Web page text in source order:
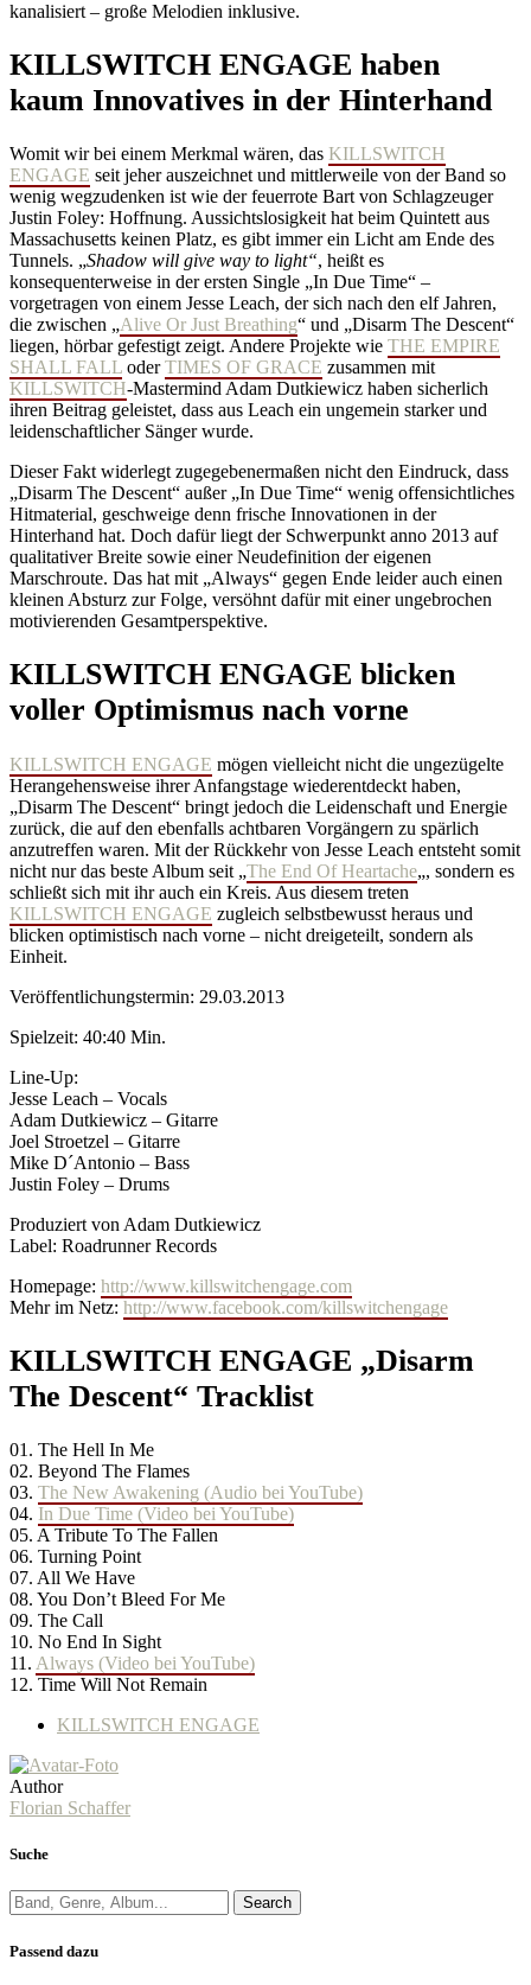
kanalisiert – große Melodien inklusive.
KILLSWITCH ENGAGE haben
kaum Innovatives in der Hinterhand
Womit wir bei einem Merkmal wären, das KILLSWITCH
ENGAGE seit jeher auszeichnet und mittlerweile von der Band so
wenig wegzudenken ist wie der feuerrote Bart von Schlagzeuger
Justin Foley: Hoffnung. Aussichtslosigkeit hat beim Quintett aus
Massachusetts keinen Platz, es gibt immer ein Licht am Ende des
Tunnels. „Shadow will give way to light“, heißt es
konsequenterweise in der ersten Single „In Due Time“ –
vorgetragen von einem Jesse Leach, der sich nach den elf Jahren,
die zwischen „Alive Or Just Breathing“ und „Disarm The Descent“
liegen, hörbar gefestigt zeigt. Andere Projekte wie THE EMPIRE
SHALL FALL oderTIMES OF GRACE zusammen mit
KILLSWITCH-Mastermind Adam Dutkiewicz haben sicherlich
ihren Beitrag geleistet, dass aus Leach ein ungemein starker und
leidenschaftlicher Sänger wurde.
Dieser Fakt widerlegt zugegebenermaßen nicht den Eindruck, dass
„Disarm The Descent“ außer „In Due Time“ wenig offensichtliches
Hitmaterial, geschweige denn frische Innovationen in der
Hinterhand hat. Doch dafür liegt der Schwerpunkt anno 2013 auf
qualitativer Breite sowie einer Neudefinition der eigenen
Marschroute. Das hat mit „Always“ gegen Ende leider auch einen
kleinen Absturz zur Folge, versöhnt dafür mit einer ungebrochen
motivierenden Gesamtperspektive.
KILLSWITCH ENGAGE blicken
voller Optimismus nach vorne
KILLSWITCH ENGAGE mögen vielleicht nicht die ungezügelte
Herangehensweise ihrer Anfangstage wiederentdeckt haben,
„Disarm The Descent“ bringt jedoch die Leidenschaft und Energie
zurück, die auf den ebenfalls achtbaren Vorgängern zu spärlich
anzutreffen waren. Mit der Rückkehr von Jesse Leach entsteht somit
nicht nur das beste Album seit „The End Of Heartache„, sondern es
schließt sich mit ihr auch ein Kreis. Aus diesem treten
KILLSWITCH ENGAGE zugleich selbstbewusst heraus und
blicken optimistisch nach vorne – nicht dreigeteilt, sondern als
Einheit.
Veröffentlichungstermin: 29.03.2013
Spielzeit: 40:40 Min.
Line-Up:
Jesse Leach – Vocals
Adam Dutkiewicz – Gitarre
Joel Stroetzel – Gitarre
Mike D´Antonio – Bass
Justin Foley – Drums
Produziert von Adam Dutkiewicz
Label: Roadrunner Records
Homepage: http://www.killswitchengage.com
Mehr im Netz: http://www.facebook.com/killswitchengage
KILLSWITCH ENGAGE „Disarm
The Descent“ Tracklist
01. The Hell In Me
02. Beyond The Flames
03. The New Awakening (Audio bei YouTube)
04. In Due Time (Video bei YouTube)
05. A Tribute To The Fallen
06. Turning Point
07. All We Have
08. You Don’t Bleed For Me
09. The Call
10. No End In Sight
11. Always (Video bei YouTube)
12. Time Will Not Remain
KILLSWITCH ENGAGE
Author
Florian Schaffer
Suche
Search
Passend dazu